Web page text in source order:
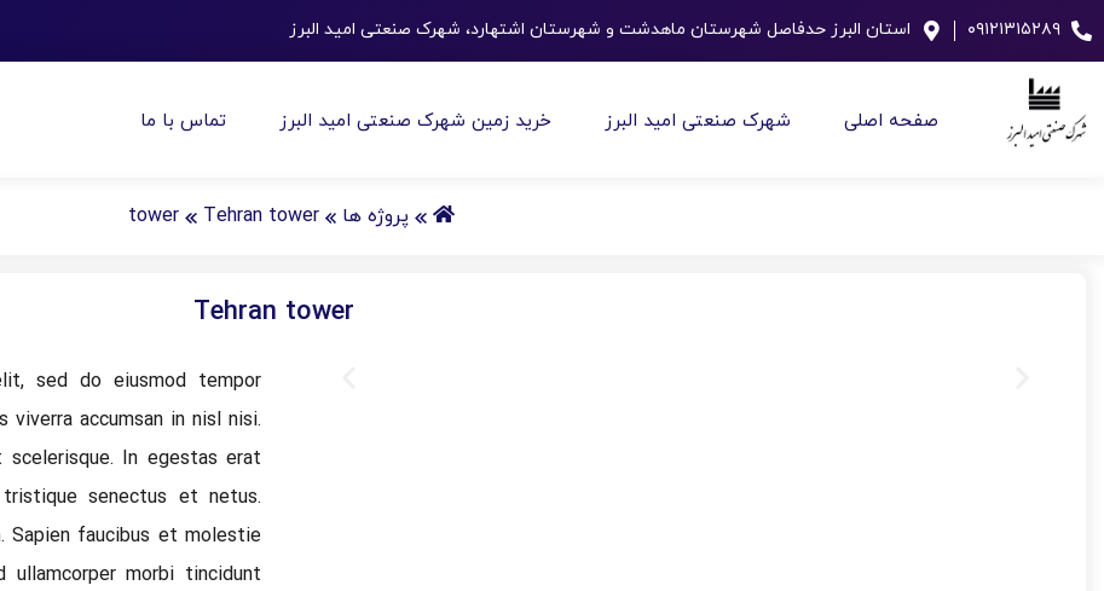
۰۹۱۲۱۳۱۵۲۸۹ استان البرز حدفاصل شهرستان ماهدشت و شهرستان اشتهارد، شهرک صنعتی امید البرز
صفحه اصلی شهرک صنعتی امید البرز خرید زمین شهرک صنعتی امید البرز تماس با ما
پروژه ها tower Tehran tower
Tehran tower
sed do eiusmod tempor
accumsan in nisl nisi.
scelerisque. In egestas erat
senectus et netus.
faucibus et molestie
morbi tincidunt